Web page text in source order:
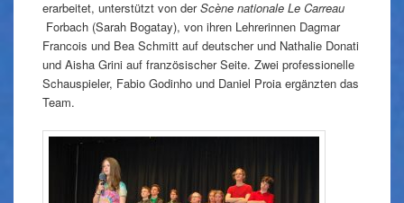
erarbeitet, unterstützt von derScène nationale Le Carreau
Forbach (Sarah Bogatay), von ihren Lehrerinnen Dagmar
Francois und Bea Schmitt auf deutscher und Nathalie Donati
und Aisha Grini auf französischer Seite. Zwei professionelle
Schauspieler, Fabio Godinho und Daniel Proia ergänzten das
Team.